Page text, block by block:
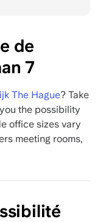
de
7
The Hague? Take
the possibility
office sizes vary
meeting rooms,